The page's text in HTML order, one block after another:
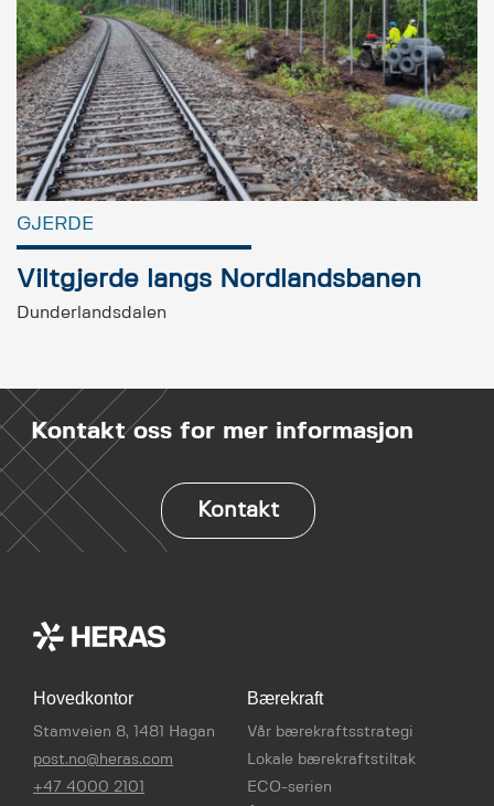
GJERDE
Viltgjerde langs Nordlandsbanen
Dunderlandsdalen
Kontakt oss for mer informasjon
Kontakt
Hovedkontor
Stamveien 8, 1481 Hagan
post.no@heras.com
+47 4000 2101
Bærekraft
Vår bærekraftsstrategi
Lokale bærekraftstiltak
ECO-serien